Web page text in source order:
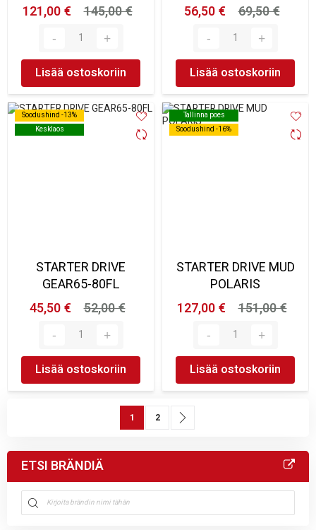
121,00 €
145,00 €
Lisää ostoskoriin
56,50 €
69,50 €
Lisää ostoskoriin
Soodushind -13%
Kesklaos
Soodushind -13%
Kesklaos
STARTER DRIVE
GEAR65-80FL
45,50 €
52,00 €
Lisää ostoskoriin
Tallinna poes
Soodushind -16%
Tallinna poes
Soodushind -16%
STARTER DRIVE MUD
POLARIS
127,00 €
151,00 €
Lisää ostoskoriin
SivuYou're currently reading page
1 Sivu
2
ETSI BRÄNDIÄ